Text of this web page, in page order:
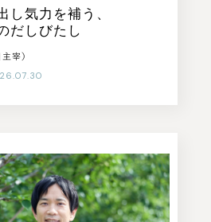
し気力を補う、
だしびたし
宰）